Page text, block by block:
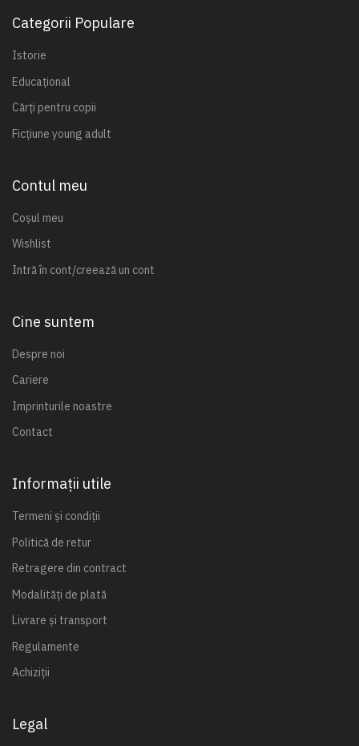
Categorii Populare
Istorie
Educațional
Cărți pentru copii
Ficțiune young adult
Contul meu
Coșul meu
Wishlist
Intră în cont/creează un cont
Cine suntem
Despre noi
Cariere
Imprinturile noastre
Contact
Informații utile
Termeni și condiții
Politică de retur
Retragere din contract
Modalități de plată
Livrare și transport
Regulamente
Achiziții
Legal